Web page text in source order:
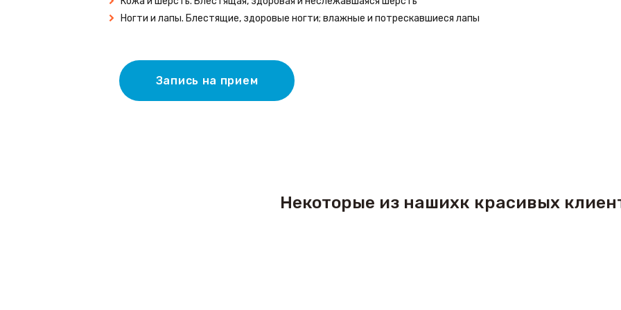
Ногти и лапы. Блестящие, здоровые ногти; влажные и потрескавшиеся лапы
Запись на прием
Некоторые из нашихк красивых